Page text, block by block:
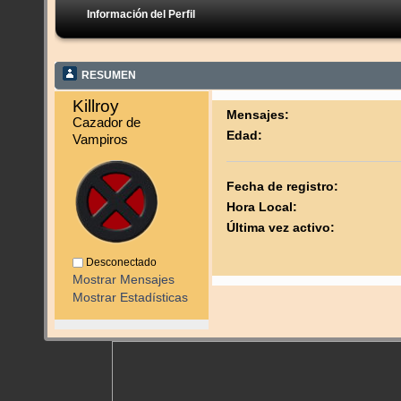
Información del Perfil
RESUMEN
Killroy
Cazador de
Vampiros
Desconectado
Mostrar Mensajes
Mostrar Estadísticas
Mensajes:
Edad:
Fecha de registro:
Hora Local:
Última vez activo: